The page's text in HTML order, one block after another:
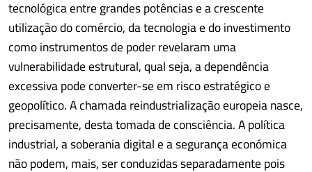
tecnológica entre grandes potências e a crescente
utilização do comércio, da tecnologia e do investimento
como instrumentos de poder revelaram uma
vulnerabilidade estrutural, qual seja, a dependência
excessiva pode converter-se em risco estratégico e
geopolítico. A chamada reindustrialização europeia nasce,
precisamente, desta tomada de consciência. A política
industrial, a soberania digital e a segurança económica
não podem, mais, ser conduzidas separadamente pois